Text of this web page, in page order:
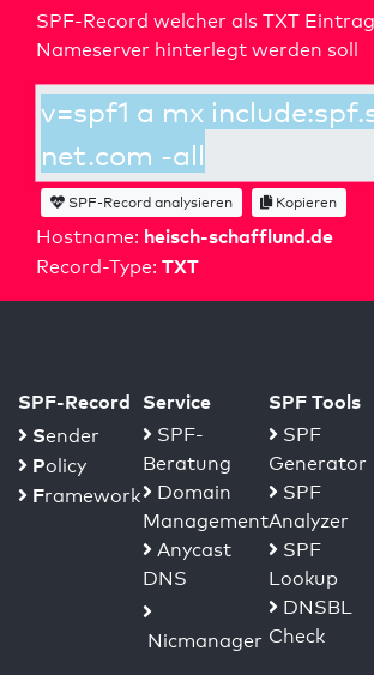
SPF-Record welcher als TXT
Nameserver hinterlegt werden soll
Hostname: heisch-schafflund.de
Record-Type: TXT
SPF-Record analysieren Kopieren
SPF-Record
Sender
Policy
Framework
Service
SPF-
Beratung
Domain
Management
Anycast
DNS
Nicmanager
SPF Tools
SPF
Generator
SPF
Analyzer
SPF
Lookup
DNSBL
Check